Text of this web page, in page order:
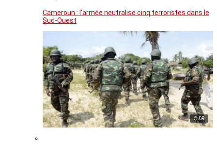
Cameroun : l’armée neutralise cinq terroristes dans le
Sud-Ouest
© DR